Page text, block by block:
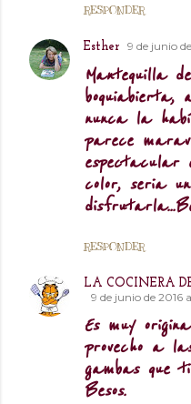
RESPONDER
Esther 9 de junio
Mantequilla
boquiabierta,
nunca la
parece
color, seria
RESPONDER
LA COCINERA
9 de junio de 2016
Es muy
provecho a
gambas que
Besos.